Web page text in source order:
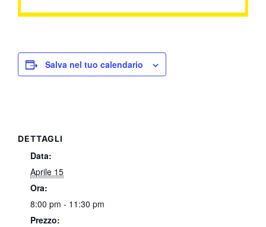
Salva nel tuo calendario
DETTAGLI
Data:
Aprile 15
Ora:
8:00 pm - 11:30 pm
Prezzo: